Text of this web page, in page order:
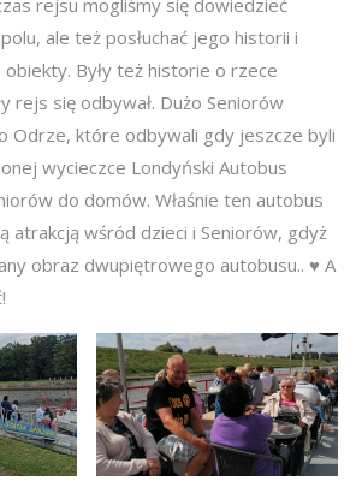
ale też posłuchać jego historii i
Były też historie o rzece
rejs się odbywał. Dużo Seniorów
Odrze, które odbywali gdy jeszcze byli
wycieczce Londyński Autobus
do domów. Właśnie ten autobus
atrakcją wśród dzieci i Seniorów, gdyż
obraz dwupiętrowego autobusu.. ♥ A